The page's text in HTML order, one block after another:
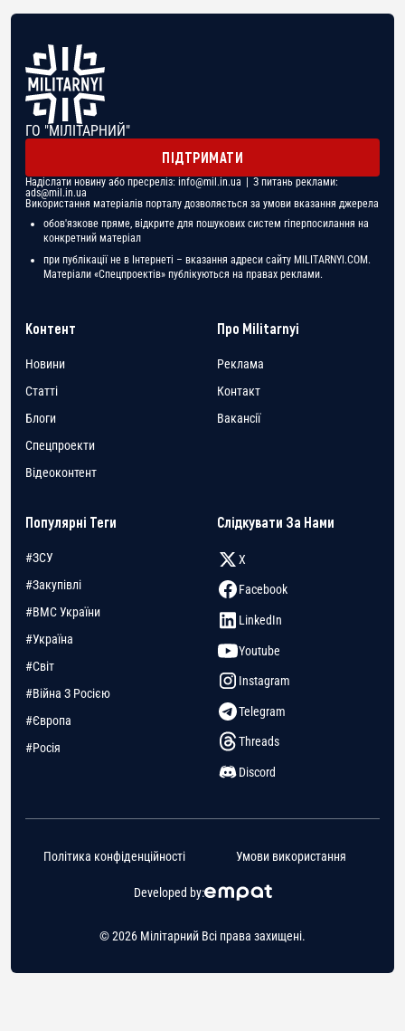
ГО "МІЛІТАРНИЙ"
ПІДТРИМАТИ
Надіслати новину або пресреліз: info@mil.in.ua | З питань реклами:
ads@mil.in.ua
Використання матеріалів порталу дозволяється за умови вказання джерела
обов'язкове пряме, відкрите для пошукових систем гіперпосилання на
конкретний матеріал
при публікації не в Інтернеті – вказання адреси сайту MILITARNYI.COM.
Матеріали «Спецпроектів» публікуються на правах реклами.
Контент
Новини
Статті
Блоги
Спецпроекти
Відеоконтент
Про Militarnyi
Реклама
Контакт
Вакансії
Популярні Теги
#ЗСУ
#Закупівлі
#ВМС України
#Україна
#Світ
#Війна З Росією
#Європа
#Росія
Слідкувати За Нами
X
Facebook
LinkedIn
Youtube
Instagram
Telegram
Threads
Discord
© 2026 Мілітарний Всі права захищені.
Developed by:
Політика конфіденційності Умови використання